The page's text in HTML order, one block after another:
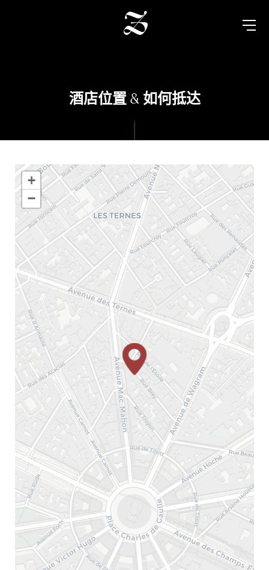
酒店位置 & 如何抵达
+
−